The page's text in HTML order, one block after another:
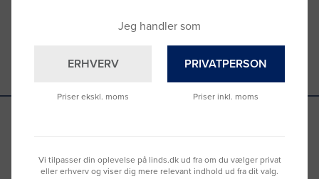
Jeg handler som
ERHVERV
Priser ekskl. moms
PRIVATPERSON
Priser inkl. moms
Vi tilpasser din oplevelse på linds.dk ud fra om du vælger privat
eller erhverv og viser dig mere relevant indhold ud fra dit valg.